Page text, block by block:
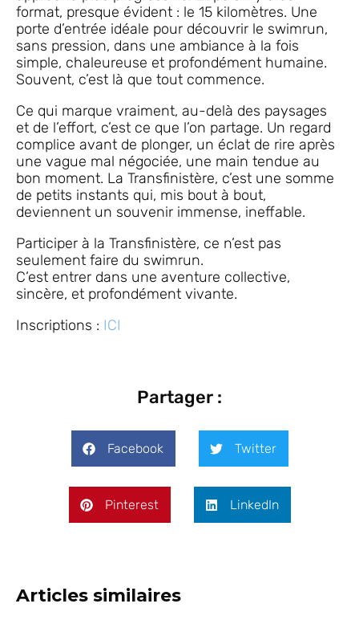
format, presque évident : le 15 kilomètres. Une
porte d’entrée idéale pour découvrir le swimrun,
sans pression, dans une ambiance à la fois
simple, chaleureuse et profondément humaine.
Souvent, c’est là que tout commence.
Ce qui marque vraiment, au-delà des paysages
et de l’effort, c’est ce que l’on partage. Un regard
complice avant de plonger, un éclat de rire après
une vague mal négociée, une main tendue au
bon moment. La Transfinistère, c’est une somme
de petits instants qui, mis bout à bout,
deviennent un souvenir immense, ineffable.
Participer à la Transfinistère, ce n’est pas
seulement faire du swimrun.
C’est entrer dans une aventure collective,
sincère, et profondément vivante.
Inscriptions : ICI
Partager :
Facebook Twitter
Pinterest LinkedIn
Articles similaires